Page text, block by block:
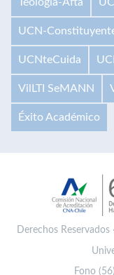
UCN-
UCNteCuida
VilLTI SeMANN
Éxito Académico
Derechos
Fono